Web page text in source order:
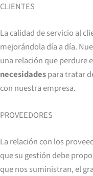
CLIENTES
La calidad de servicio al
mejorándola día a día.
una relación que perdure
necesidadespara tratar
con nuestra empresa.
PROVEEDORES
La relación con los
que su gestión debe
que nos suministran, el